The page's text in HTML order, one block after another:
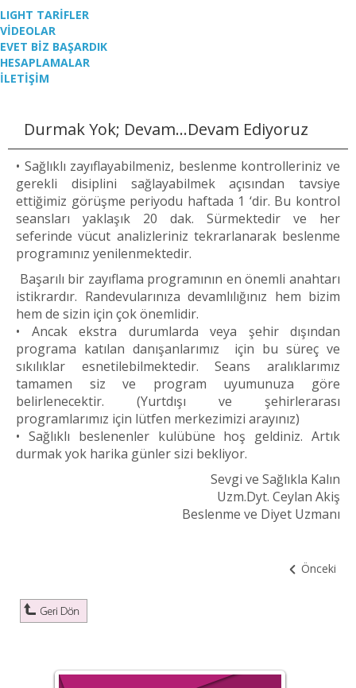
LIGHT TARİFLER
VİDEOLAR
EVET BİZ BAŞARDIK
HESAPLAMALAR
İLETİŞİM
Durmak Yok; Devam…Devam Ediyoruz
• Sağlıklı zayıflayabilmeniz, beslenme kontrolleriniz ve
gerekli disiplini sağlayabilmek açısından tavsiye
ettiğimiz görüşme periyodu haftada 1 ‘dir. Bu kontrol
seansları yaklaşık 20 dak. Sürmektedir ve her
seferinde vücut analizleriniz tekrarlanarak beslenme
programınız yenilenmektedir.
Başarılı bir zayıflama programının en önemli anahtarı
istikrardır. Randevularınıza devamlılığınız hem bizim
hem de sizin için çok önemlidir.
• Ancak ekstra durumlarda veya şehir dışından
programa katılan danışanlarımız için bu süreç ve
sıkılıklar esnetilebilmektedir. Seans aralıklarımız
tamamen siz ve program uyumunuza göre
belirlenecektir. (Yurtdışı ve şehirlerarası
programlarımız için lütfen merkezimizi arayınız)
• Sağlıklı beslenenler kulübüne hoş geldiniz. Artık
durmak yok harika günler sizi bekliyor.
Sevgi ve Sağlıkla Kalın
Uzm.Dyt. Ceylan Akiş
Beslenme ve Diyet Uzmanı
Önceki